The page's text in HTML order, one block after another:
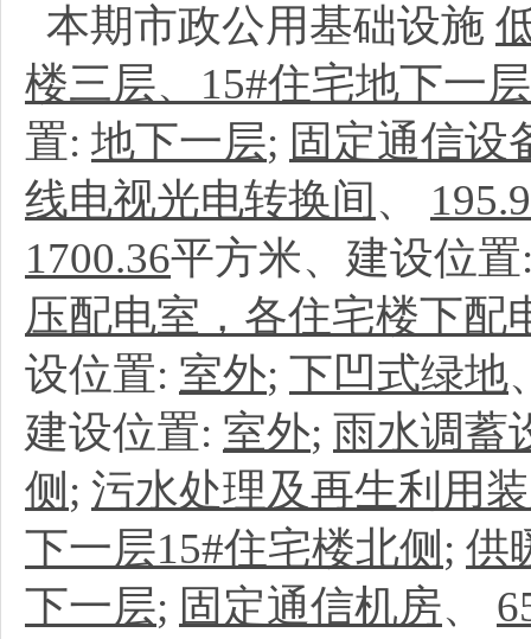
本期市政公用基础设施
楼三层、15#住宅地下一层
置: 地下一层; 固定通信设
线电视光电转换间 、
1700.36平方米、建设位
压配电室，各住宅楼下配
设位置: 室外; 下凹式绿地
建设位置: 室外; 雨水调蓄
侧 ; 污水处理及再生利用
下一层15#住宅楼北侧 ; 供
下一层; 固定通信机房、